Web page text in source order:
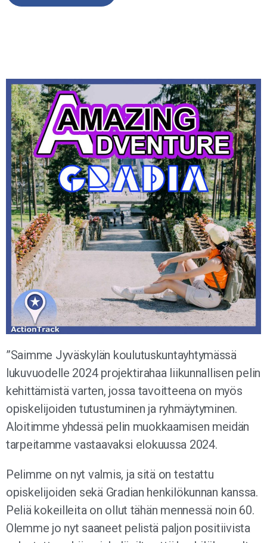
”Saimme Jyväskylän koulutuskuntayhtymässä
lukuvuodelle 2024 projektirahaa liikunnallisen pelin
kehittämistä varten, jossa tavoitteena on myös
opiskelijoiden tutustuminen ja ryhmäytyminen.
Aloitimme yhdessä pelin muokkaamisen meidän
tarpeitamme vastaavaksi elokuussa 2024.
Pelimme on nyt valmis, ja sitä on testattu
opiskelijoiden sekä Gradian henkilökunnan kanssa.
Peliä kokeilleita on ollut tähän mennessä noin 60.
Olemme jo nyt saaneet pelistä paljon positiivista